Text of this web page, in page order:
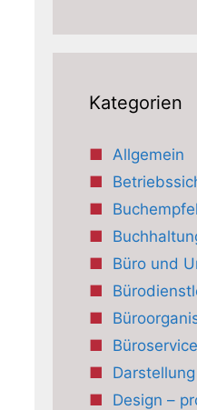
Kategorien
Allgemein
Büro und
Büroservice
Design –